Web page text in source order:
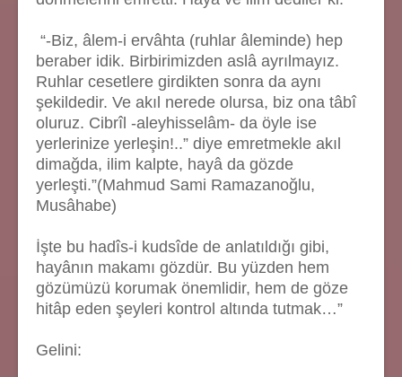
“-Biz, âlem-i ervâhta (ruhlar âleminde) hep
beraber idik. Birbirimizden aslâ ayrılmayız.
Ruhlar cesetlere girdikten sonra da aynı
şekildedir. Ve akıl nerede olursa, biz ona tâbî
oluruz. Cibrîl -aleyhisselâm- da öyle ise
yerlerinize yerleşin!..” diye emretmekle akıl
dimağda, ilim kalpte, hayâ da gözde
yerleşti.”(Mahmud Sami Ramazanoğlu,
Musâhabe)
İşte bu hadîs-i kudsîde de anlatıldığı gibi,
hayânın makamı gözdür. Bu yüzden hem
gözümüzü korumak önemlidir, hem de göze
hitâp eden şeyleri kontrol altında tutmak…”
Gelini: